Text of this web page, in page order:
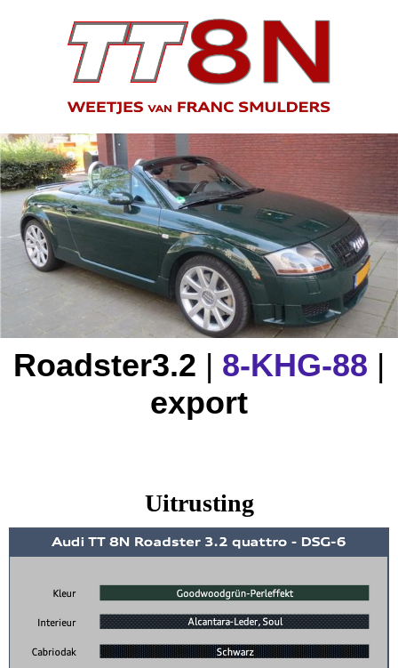
Roadster3.2 | 8-KHG-88 |
export
Uitrusting